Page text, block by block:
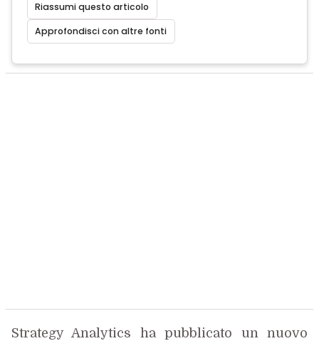
Riassumi questo articolo
Approfondisci con altre fonti
Strategy Analytics ha pubblicato un nuovo